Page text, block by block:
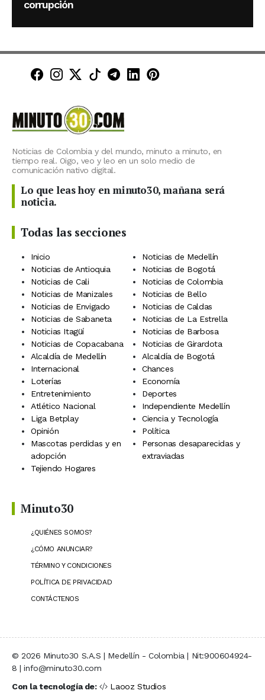
corrupción
Minuto30 en Facebook
Minuto30 en Instagram
Minuto30 en X (Twitter)
Minuto30 en TikTok
Canal de Minuto30 en
Minuto30 en LinkedIn
Minuto30 en
Noticias de Colombia y del mundo, minuto a minuto, en
tiempo real. Oigo, veo y leo en un solo medio de
comunicación nativo digital.
Lo que leas hoy en minuto30, mañana será
noticia.
Todas las secciones
Inicio
Noticias de Medellín
Noticias de Antioquia
Noticias de Bogotá
Noticias de Cali
Noticias de Colombia
Noticias de Manizales
Noticias de Bello
Noticias de Envigado
Noticias de Caldas
Noticias de Sabaneta
Noticias de La Estrella
Noticias Itagüí
Noticias de Barbosa
Noticias de Copacabana
Noticias de Girardota
Alcaldía de Medellín
Alcaldía de Bogotá
Internacional
Chances
Loterías
Economía
Entretenimiento
Deportes
Atlético Nacional
Independiente Medellín
Liga Betplay
Ciencia y Tecnología
Opinión
Política
Mascotas perdidas y en
adopción
Personas desaparecidas y
extraviadas
Tejiendo Hogares
Minuto30
¿QUIÉNES SOMOS?
¿CÓMO ANUNCIAR?
TÉRMINO Y CONDICIONES
POLÍTICA DE PRIVACIDAD
CONTÁCTENOS
© 2026 Minuto30 S.A.S | Medellín - Colombia | Nit:900604924-
8 | info@minuto30.com
Con la tecnología de:
Laooz Studios